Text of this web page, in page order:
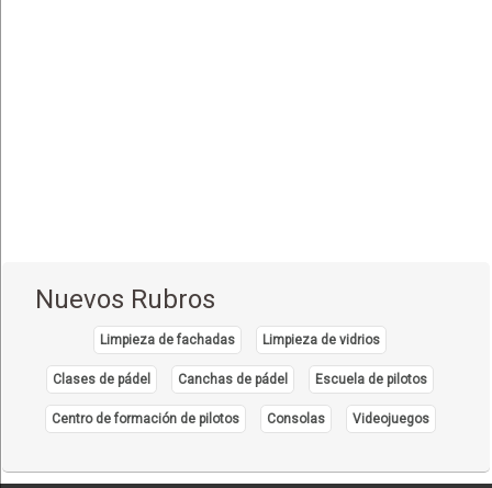
Nuevos Rubros
Limpieza de fachadas Limpieza de vidrios
Clases de pádel Canchas de pádel Escuela de pilotos
Centro de formación de pilotos Consolas Videojuegos